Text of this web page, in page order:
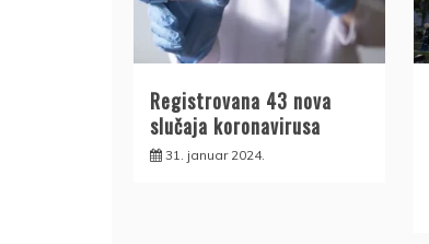
Registrovana 43 nova
slučaja koronavirusa
31. januar 2024.